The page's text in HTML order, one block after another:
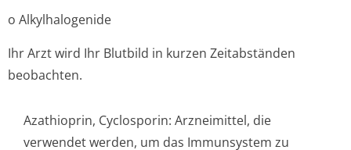
o Alkylhalogenide
Ihr Arzt wird Ihr Blutbild in kurzen Zeitabständen
beobachten.
Azathioprin, Cyclosporin: Arzneimittel, die
verwendet werden, um das Immunsystem zu